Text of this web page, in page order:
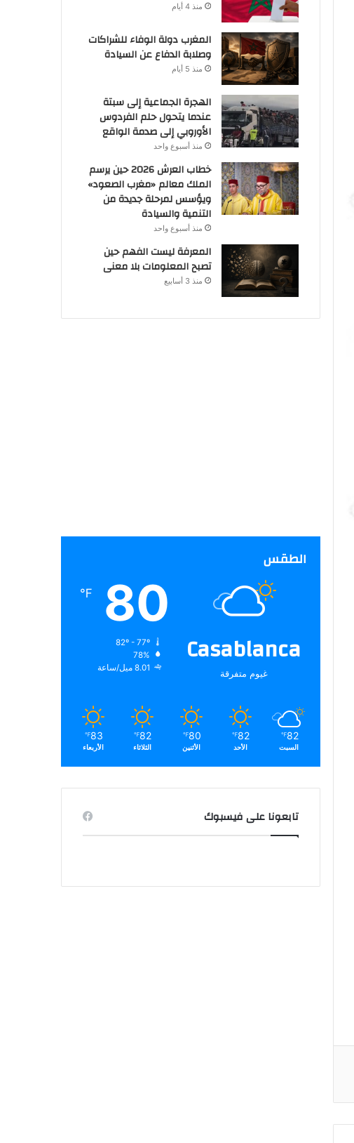
منذ 4 أيام
المغرب دولة الوفاء للشراكات
وصلابة الدفاع عن السيادة
منذ 5 أيام
الهجرة الجماعية إلى سبتة
عندما يتحول حلم الفردوس
الأوروبي إلى صدمة الواقع
منذ أسبوع واحد
خطاب العرش 2026 حين يرسم
الملك معالم «مغرب الصعود»
ويؤسس لمرحلة جديدة من
التنمية والسيادة
منذ أسبوع واحد
المعرفة ليست الفهم حين
تصبح المعلومات بلا معنى
منذ 3 أسابيع
الطقس
Casablanca
غيوم متفرقة
80
℉
78%
8.01 ميل/ساعة
82
℉
السبت
82
℉
الأحد
80
℉
الأثنين
82
℉
الثلاثاء
83
℉
الأربعاء
تابعونا على فيسبوك